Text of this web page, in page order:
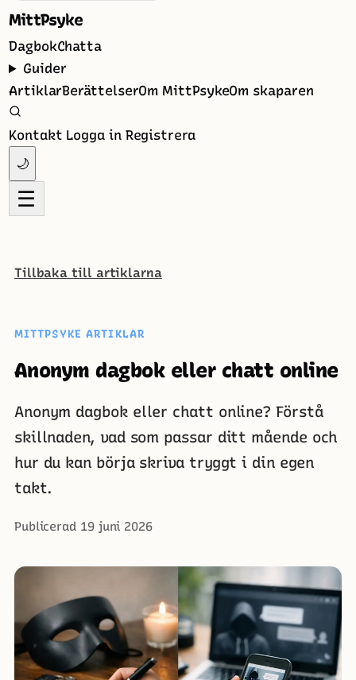
MittPsyke
DagbokChatta
Guider
ArtiklarBerättelserOm MittPsykeOm skaparen
Kontakt Logga in Registrera
🌙
☰
Tillbaka till artiklarna
MITTPSYKE ARTIKLAR
Anonym dagbok eller chatt online
Anonym dagbok eller chatt online? Förstå
skillnaden, vad som passar ditt mående och
hur du kan börja skriva tryggt i din egen
takt.
Publicerad 19 juni 2026